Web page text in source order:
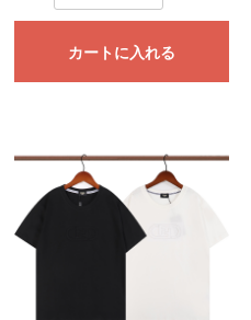
カートに入れる